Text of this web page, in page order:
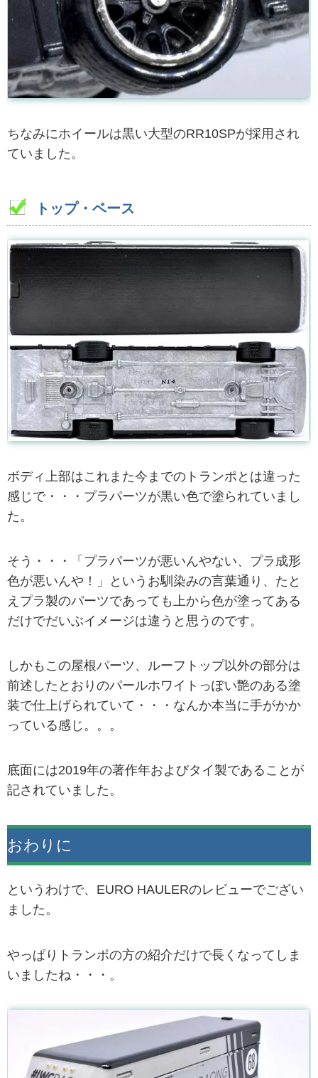
ちなみにホイールは黒い大型のRR10SPが採用され
ていました。
トップ・ベース
ボディ上部はこれまた今までのトランポとは違った
感じで・・・プラパーツが黒い色で塗られていまし
た。
そう・・・「プラパーツが悪いんやない、プラ成形
色が悪いんや！」というお馴染みの言葉通り、たと
えプラ製のパーツであっても上から色が塗ってある
だけでだいぶイメージは違うと思うのです。
しかもこの屋根パーツ、ルーフトップ以外の部分は
前述したとおりのパールホワイトっぽい艶のある塗
装で仕上げられていて・・・なんか本当に手がかか
っている感じ。。。
底面には2019年の著作年およびタイ製であることが
記されていました。
おわりに
というわけで、EURO HAULERのレビューでござい
ました。
やっぱりトランポの方の紹介だけで長くなってしま
いましたね・・・。